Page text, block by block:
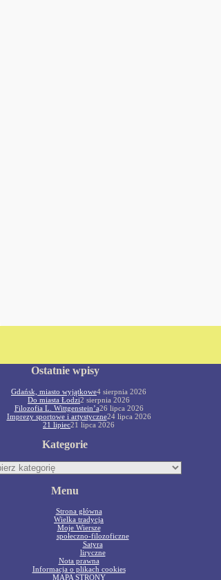
Ostatnie wpisy
Gdańsk, miasto wyjątkowe4 sierpnia 2026
Do miasta Łodzi2 sierpnia 2026
Filozofia L. Wittgenstein’a26 lipca 2026
Imprezy sportowe i artystyczne24 lipca 2026
21 lipiec21 lipca 2026
Kategorie
Menu
Strona główna
Wielka tradycja
Moje Wiersze
społeczno-filozoficzne
Satyra
liryczne
Nota prawna
Informacja o plikach cookies
MAPA STRONY